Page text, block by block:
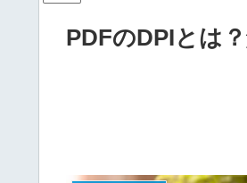
PDFのDPIとは